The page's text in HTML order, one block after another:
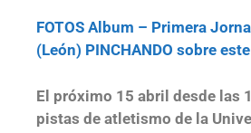
FOTOS Album – Primera
(León) PINCHANDO sobre
El próximo 15 abril desde las
pistas de atletismo de la